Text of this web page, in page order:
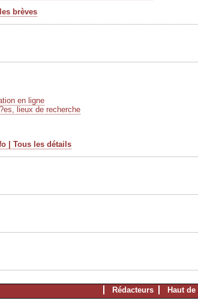
brèves
en ligne
lieux de recherche
| Tous les détails
Rédacteurs Haut de